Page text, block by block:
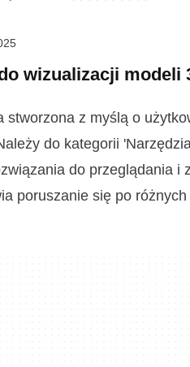
wizualizacji modeli
stworzona z myślą o
do kategorii
do przeglądania
poruszanie się po